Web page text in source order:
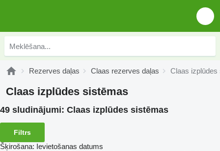
Rezerves daļas Claas rezerves daļas Claas izplūdes
Claas izplūdes sistēmas
49 sludinājumi: Claas izplūdes sistēmas
Filtrs
Šķirošana: Ievietošanas datums